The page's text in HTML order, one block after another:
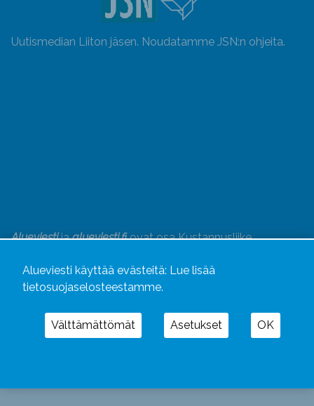
Uutismedian Liiton jäsen. Noudatamme JSN:n ohjeita.
Alueviestijaalueviesti.fiovat osa Kustannusliike
kokonaisuuden täydentävätAlueradiotja
Alueviesti käyttää evästeitä: Lue lisää
tietosuojaselosteestamme.
Välttämättömät Asetukset OK